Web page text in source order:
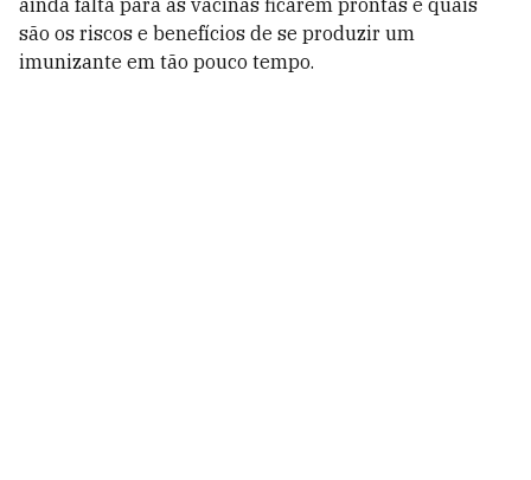
ainda falta para as vacinas ficarem prontas e quais
são os riscos e benefícios de se produzir um
imunizante em tão pouco tempo.